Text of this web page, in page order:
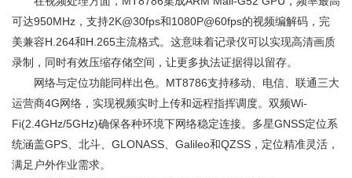
可达950MHz，支持2K@30fps和1080P@60fps的视频编解码，完
美兼容H.264和H.265主流格式。这意味着记录仪可以实现高清画质
录制，同时有效压缩存储空间，让更多执法证据得以留存。
网络与定位功能同样出色。MT8786支持移动、电信、联通三大
运营商4G网络，实现视频实时上传和远程指挥调度。双频Wi-
Fi(2.4GHz/5GHz)确保各种环境下网络稳定连接。多星GNSS定位系
统涵盖GPS、北斗、GLONASS、Galileo和QZSS，定位精准灵活，
满足户外作业需求。